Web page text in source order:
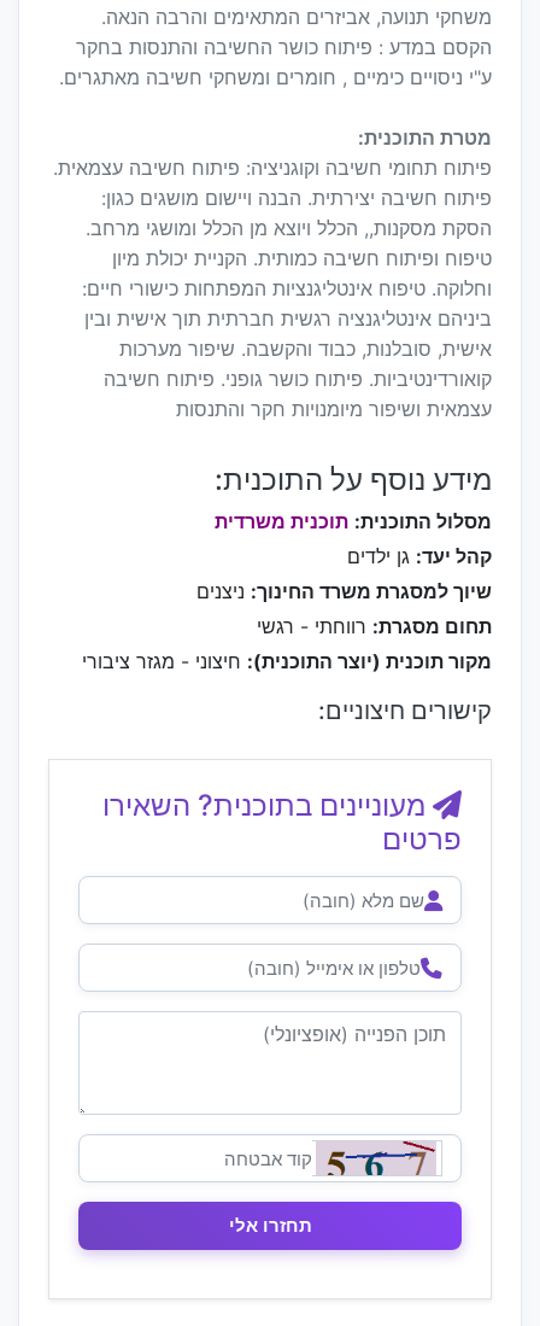
משחקי תנועה, אביזרים המתאימים והרבה הנאה.
הקסם במדע : פיתוח כושר החשיבה והתנסות בחקר
ע"י ניסויים כימיים , חומרים ומשחקי חשיבה מאתגרים.
מטרת התוכנית:
פיתוח תחומי חשיבה וקוגניציה: פיתוח חשיבה עצמאית.
פיתוח חשיבה יצירתית. הבנה ויישום מושגים כגון:
הסקת מסקנות,, הכלל ויוצא מן הכלל ומושגי מרחב.
טיפוח ופיתוח חשיבה כמותית. הקניית יכולת מיון
וחלוקה. טיפוח אינטליגנציות המפתחות כישורי חיים:
ביניהם אינטליגנציה רגשית חברתית תוך אישית ובין
אישית, סובלנות, כבוד והקשבה. שיפור מערכות
קואורדינטיביות. פיתוח כושר גופני. פיתוח חשיבה
עצמאית ושיפור מיומנויות חקר והתנסות
מידע נוסף על התוכנית:
מסלול התוכנית: תוכנית משרדית
קהל יעד: גן ילדים
שיוך למסגרת משרד החינוך: ניצנים
תחום מסגרת: רווחתי - רגשי
מקור תוכנית (יוצר התוכנית): חיצוני - מגזר ציבורי
קישורים חיצוניים:
מעוניינים בתוכנית? השאירו
פרטים